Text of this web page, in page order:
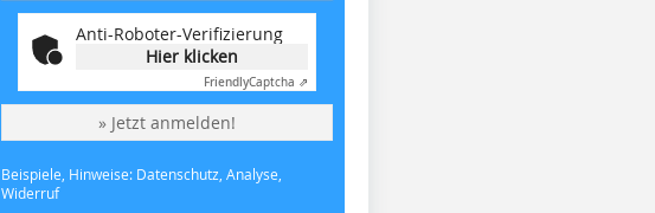
Anti-Roboter-Verifizierung
Hier klicken
FriendlyCaptcha ⇗
» Jetzt anmelden!
Beispiele, Hinweise: Datenschutz, Analyse,
Widerruf